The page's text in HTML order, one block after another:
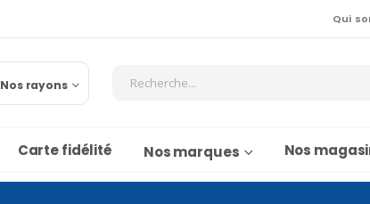
Qui
Nos rayons
Carte fidélité Nos marques Nos